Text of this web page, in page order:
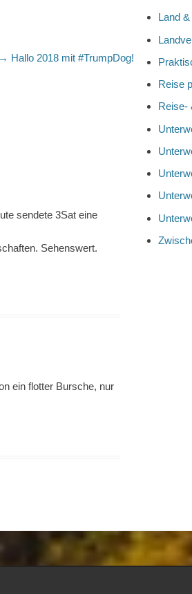
Nächster
Hallo 2018 mit #TrumpDog!
sendete 3Sat eine
Sehenswert.
ein flotter Bursche, nur
Land
Reise
Reise-